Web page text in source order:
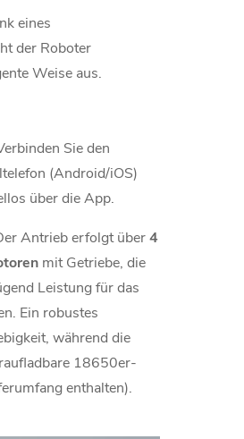
eines
der Roboter
Weise aus.
Sie den
(Android/iOS)
über die App.
Antrieb erfolgt über4
mit Getriebe, die
Leistung für das
Ein robustes
während die
18650er-
enthalten).